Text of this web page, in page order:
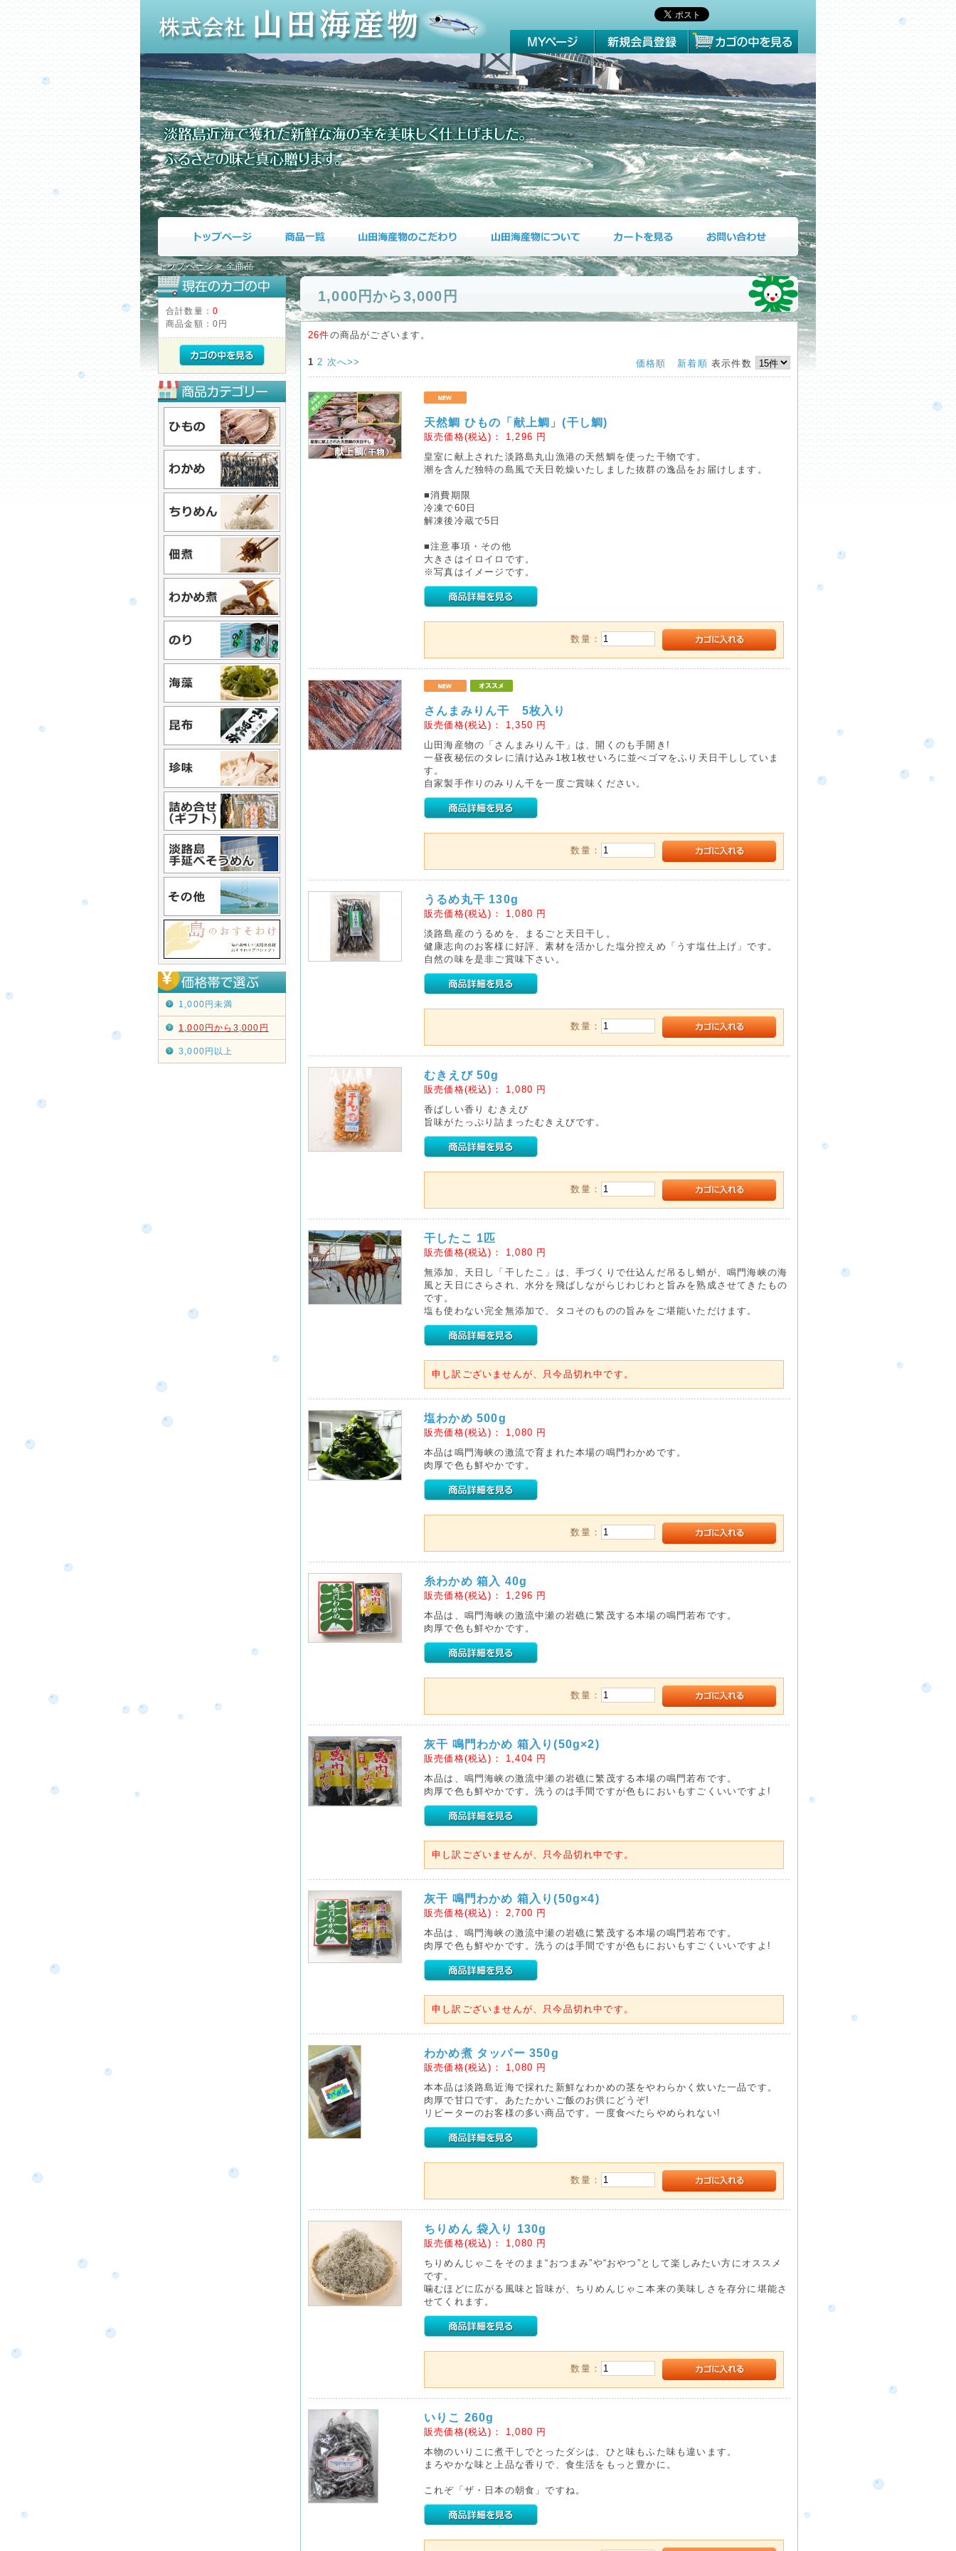
トップページ >全商品
合計数量： 0
商品金額： 0円
1,000円未満
1,000円から3,000円
3,000円以上
1,000円から3,000円
26件の商品がございます。
価格順 新着順 表示件数
1 2 次へ>>
天然鯛 ひもの「献上鯛」(干し鯛)
販売価格(税込)： 1,296 円
皇室に献上された淡路島丸山漁港の天然鯛を使った干物です。
潮を含んだ独特の島風で天日乾燥いたしました抜群の逸品をお届けします。
■消費期限
冷凍で60日
解凍後冷蔵で5日
■注意事項・その他
大きさはイロイロです。
※写真はイメージです。
数量：
さんまみりん干 5枚入り
販売価格(税込)： 1,350 円
山田海産物の「さんまみりん干」は、開くのも手開き!
一昼夜秘伝のタレに漬け込み1枚1枚せいろに並べゴマをふり天日干ししていま
す。
自家製手作りのみりん干を一度ご賞味ください。
数量：
うるめ丸干 130g
販売価格(税込)： 1,080 円
淡路島産のうるめを、まるごと天日干し。
健康志向のお客様に好評、素材を活かした塩分控えめ「うす塩仕上げ」です。
自然の味を是非ご賞味下さい。
数量：
むきえび 50g
販売価格(税込)： 1,080 円
香ばしい香り むきえび
旨味がたっぷり詰まったむきえびです。
数量：
干したこ 1匹
販売価格(税込)： 1,080 円
無添加、天日し「干したこ」は、手づくりで仕込んだ吊るし蛸が、鳴門海峡の海
風と天日にさらされ、水分を飛ばしながらじわじわと旨みを熟成させてきたもの
です。
塩も使わない完全無添加で、タコそのものの旨みをご堪能いただけます。
申し訳ございませんが、只今品切れ中です。
塩わかめ 500g
販売価格(税込)： 1,080 円
本品は鳴門海峡の激流で育まれた本場の鳴門わかめです。
肉厚で色も鮮やかです。
数量：
糸わかめ 箱入 40g
販売価格(税込)： 1,296 円
本品は、鳴門海峡の激流中瀬の岩礁に繁茂する本場の鳴門若布です。
肉厚で色も鮮やかです。
数量：
灰干 鳴門わかめ 箱入り(50g×2)
販売価格(税込)： 1,404 円
本品は、鳴門海峡の激流中瀬の岩礁に繁茂する本場の鳴門若布です。
肉厚で色も鮮やかです。洗うのは手間ですが色もにおいもすごくいいですよ!
申し訳ございませんが、只今品切れ中です。
灰干 鳴門わかめ 箱入り(50g×4)
販売価格(税込)： 2,700 円
本品は、鳴門海峡の激流中瀬の岩礁に繁茂する本場の鳴門若布です。
肉厚で色も鮮やかです。洗うのは手間ですが色もにおいもすごくいいですよ!
申し訳ございませんが、只今品切れ中です。
わかめ煮 タッパー 350g
販売価格(税込)： 1,080 円
本本品は淡路島近海で採れた新鮮なわかめの茎をやわらかく炊いた一品です。
肉厚で甘口です。あたたかいご飯のお供にどうぞ!
リピーターのお客様の多い商品です。一度食べたらやめられない!
数量：
ちりめん 袋入り 130g
販売価格(税込)： 1,080 円
ちりめんじゃこをそのまま“おつまみ”や“おやつ”として楽しみたい方にオススメ
です。
噛むほどに広がる風味と旨味が、ちりめんじゃこ本来の美味しさを存分に堪能さ
せてくれます。
数量：
いりこ 260g
販売価格(税込)： 1,080 円
本物のいりこに煮干しでとったダシは、ひと味もふた味も違います。
まろやかな味と上品な香りで、食生活をもっと豊かに。
これぞ「ザ・日本の朝食」ですね。